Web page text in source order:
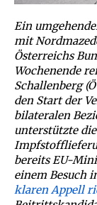
Ein
mit
Österreichs
Wochenende
Schallenberg
den Start der
bilateralen
unterstützte
bereits EU-
einem Besuch
klaren Appell